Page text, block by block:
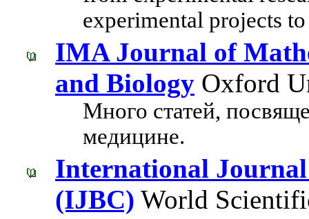
experimental projects
IMA Journal of
and Biology Oxford
Много статей,
медицине.
International
(IJBC) World